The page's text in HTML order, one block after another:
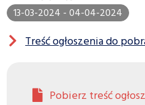
13-03-2024 - 04-04-2024
Treść ogłoszenia do
Pobierz treść